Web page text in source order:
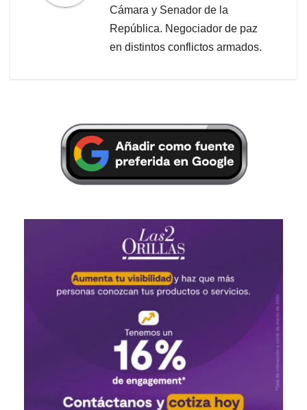
Cámara y Senador de la
República. Negociador de paz
en distintos conflictos armados.